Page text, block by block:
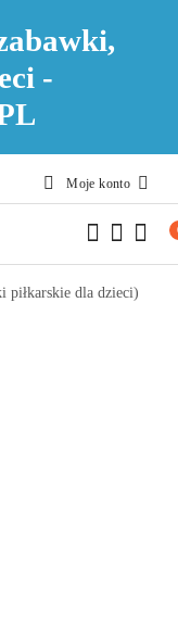
-
Moje konto
piłkarskie dla dzieci)